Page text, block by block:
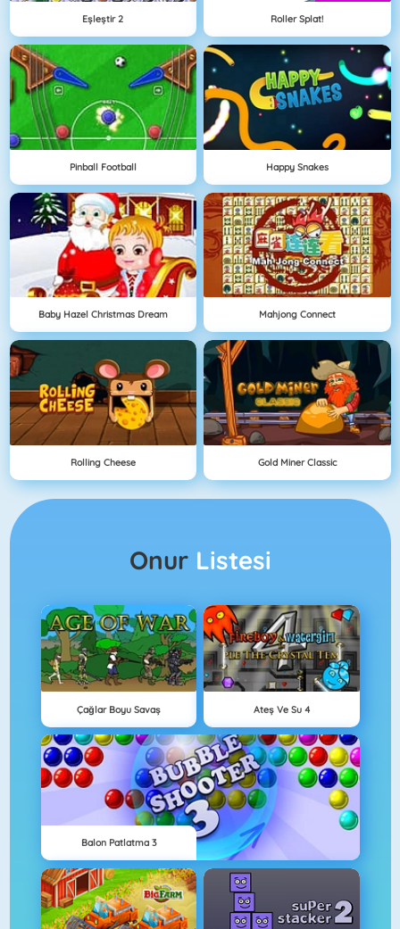
Eşleştir 2 Roller Splat!
Pinball Football Happy Snakes
Baby Hazel Christmas Dream Mahjong Connect
Rolling Cheese Gold Miner Classic
Onur Listesi
Çağlar Boyu Savaş Ateş Ve Su 4
Balon Patlatma 3